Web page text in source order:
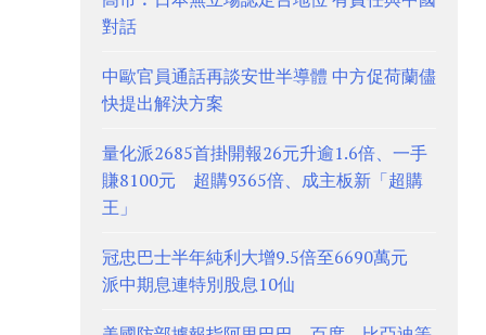
對話
中歐官員通話再談安世半導體 中方促荷蘭儘
快提出解決方案
量化派2685首掛開報26元升逾1.6倍、一手
賺8100元 超購9365倍、成主板新「超購
王」
冠忠巴士半年純利大增9.5倍至6690萬元
派中期息連特別股息10仙